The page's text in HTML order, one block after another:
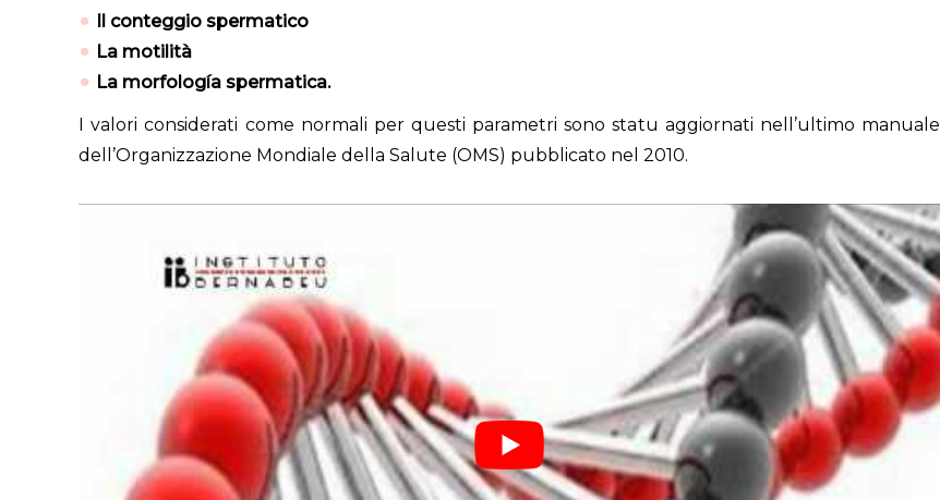
Il conteggio spermatico
La motilità
La morfología spermatica.
I valori considerati come normali per questi parametri sono statu aggiornati nell’ultimo manuale
dell’Organizzazione Mondiale della Salute (OMS) pubblicato nel 2010.